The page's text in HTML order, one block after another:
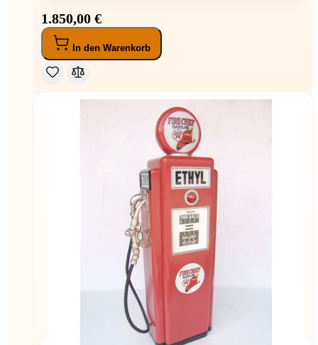
1.850,00 €
In den Warenkorb